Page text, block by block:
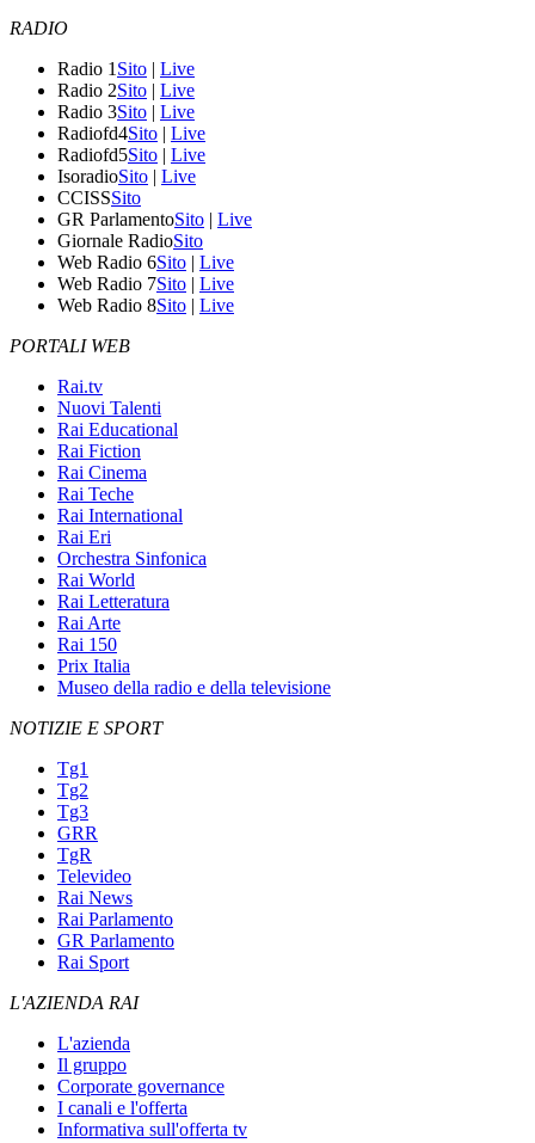
RADIO
Radio 1 Sito | Live
Radio 2Sito | Live
Radio 3Sito | Live
Radiofd4Sito | Live
Radiofd5Sito | Live
IsoradioSito | Live
CCISSSito
GR ParlamentoSito | Live
Giornale RadioSito
Web Radio 6Sito | Live
Web Radio 7Sito | Live
Web Radio 8Sito | Live
PORTALI WEB
Rai.tv
Nuovi Talenti
Rai Educational
Rai Fiction
Rai Cinema
Rai Teche
Rai International
Rai Eri
Orchestra Sinfonica
Rai World
Rai Letteratura
Rai Arte
Rai 150
Prix Italia
Museo della radio e della televisione
NOTIZIE E SPORT
Tg1
Tg2
Tg3
GRR
TgR
Televideo
Rai News
Rai Parlamento
GR Parlamento
Rai Sport
L'AZIENDA RAI
L'azienda
Il gruppo
Corporate governance
I canali e l'offerta
Informativa sull'offerta tv